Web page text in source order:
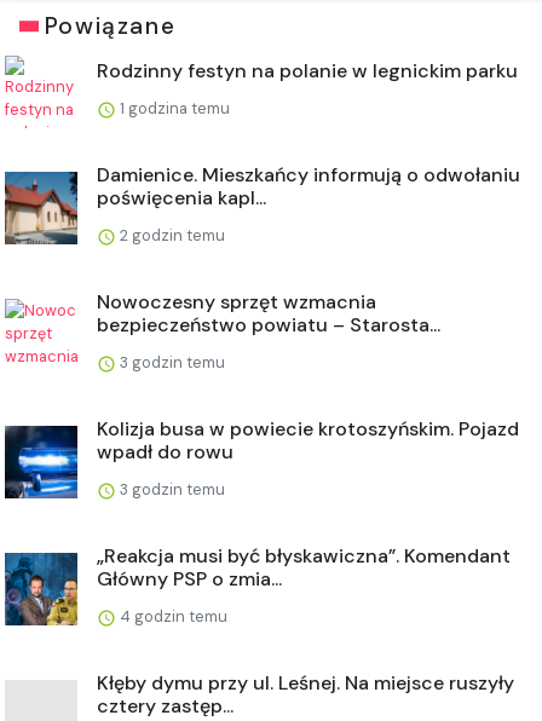
Powiązane
Rodzinny festyn na polanie w legnickim parku
1 godzina temu
Damienice. Mieszkańcy informują o odwołaniu
poświęcenia kapl...
2 godzin temu
Nowoczesny sprzęt wzmacnia
bezpieczeństwo powiatu – Starosta...
3 godzin temu
Kolizja busa w powiecie krotoszyńskim. Pojazd
wpadł do rowu
3 godzin temu
„Reakcja musi być błyskawiczna”. Komendant
Główny PSP o zmia...
4 godzin temu
Kłęby dymu przy ul. Leśnej. Na miejsce ruszyły
cztery zastęp...